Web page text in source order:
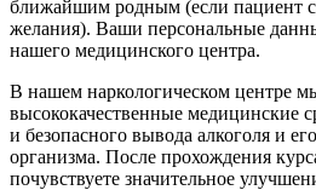
ближайшим родным (если пациент
желания). Ваши персональные
нашего медицинского центра.
В нашем наркологическом центре
высококачественные медицинские
и безопасного вывода алкоголя и
организма. После прохождения
почувствуете значительное